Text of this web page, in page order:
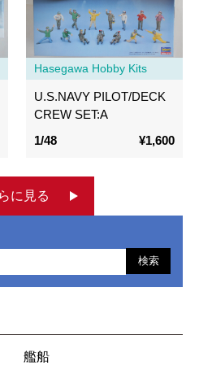
Hasegawa Hobby Kits
U.S.NAVY PILOT/DECK
CREW SET:A
1/48
¥1,600
に見る
検索
艦船